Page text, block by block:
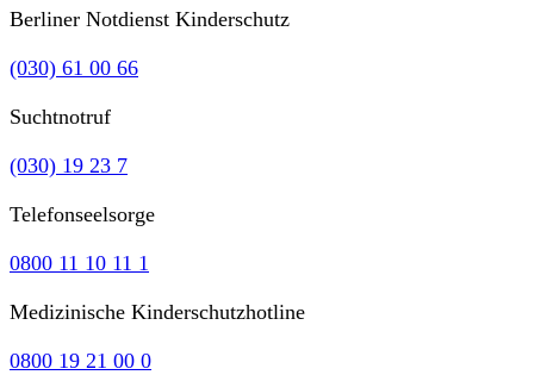
Berliner Notdienst Kinderschutz
(030) 61 00 66
Suchtnotruf
(030) 19 23 7
Telefonseelsorge
0800 11 10 11 1
Medizinische Kinderschutzhotline
0800 19 21 00 0